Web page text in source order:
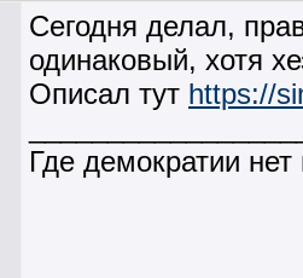
Сегодня делал,
одинаковый, хотя
Описал тут https://
Где демократии